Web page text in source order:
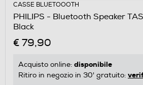
CASSE BLUETOOOTH
PHILIPS - Bluetooth Speaker
Black
€ 79,90
Acquisto online: disponibile
Ritiro in negozio in 30' gratuito: